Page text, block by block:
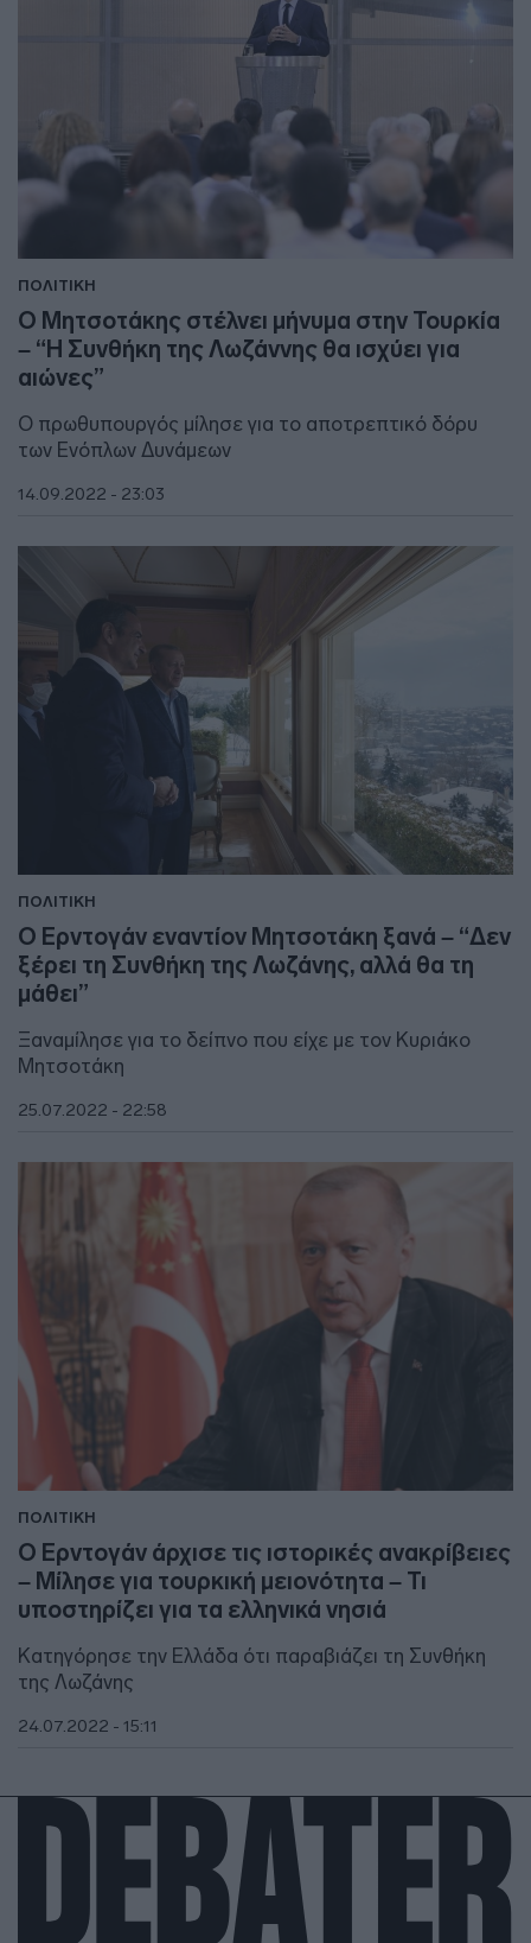
ΠΟΛΙΤΙΚΗ
Ο Μητσοτάκης στέλνει μήνυμα στην Τουρκία
– “Η Συνθήκη της Λωζάννης θα ισχύει για
αιώνες”
Ο πρωθυπουργός μίλησε για το αποτρεπτικό δόρυ
των Ενόπλων Δυνάμεων
14.09.2022 - 23:03
ΠΟΛΙΤΙΚΗ
Ο Ερντογάν εναντίον Μητσοτάκη ξανά – “Δεν
ξέρει τη Συνθήκη της Λωζάνης, αλλά θα τη
μάθει”
Ξαναμίλησε για το δείπνο που είχε με τον Κυριάκο
Μητσοτάκη
25.07.2022 - 22:58
ΠΟΛΙΤΙΚΗ
Ο Ερντογάν άρχισε τις ιστορικές ανακρίβειες
– Μίλησε για τουρκική μειονότητα – Τι
υποστηρίζει για τα ελληνικά νησιά
Κατηγόρησε την Ελλάδα ότι παραβιάζει τη Συνθήκη
της Λωζάνης
24.07.2022 - 15:11